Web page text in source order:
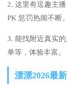
2. 这里有逗趣主
PK 惩罚热闹不断。
3. 能找附近真实
单等，体验丰富。
漂漂2026最